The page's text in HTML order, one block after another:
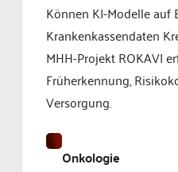
Können KI-Modelle auf
Krankenkassendaten
MHH-Projekt ROKAVI
Früherkennung,
Versorgung.
Onkologie